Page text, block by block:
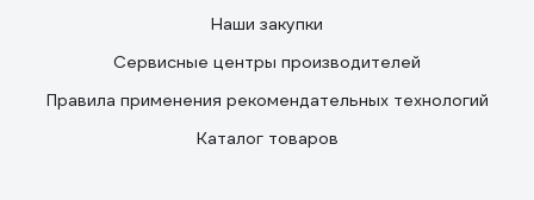
Наши закупки
Сервисные центры производителей
Правила применения рекомендательных технологий
Каталог товаров